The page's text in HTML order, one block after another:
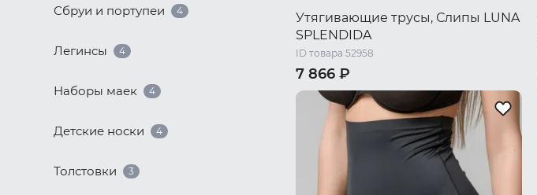
Сбруи и портупеи 4
Легинсы 4
Наборы маек 4
Детские носки 4
Толстовки 3
Утягивающие трусы, Слипы LUNA
SPLENDIDA
ID товара 52958
7 866 ₽
44 RU / S 46 RU / M
48 RU / L
50 RU / XL
52 RU / XXL 54 RU / XXXL